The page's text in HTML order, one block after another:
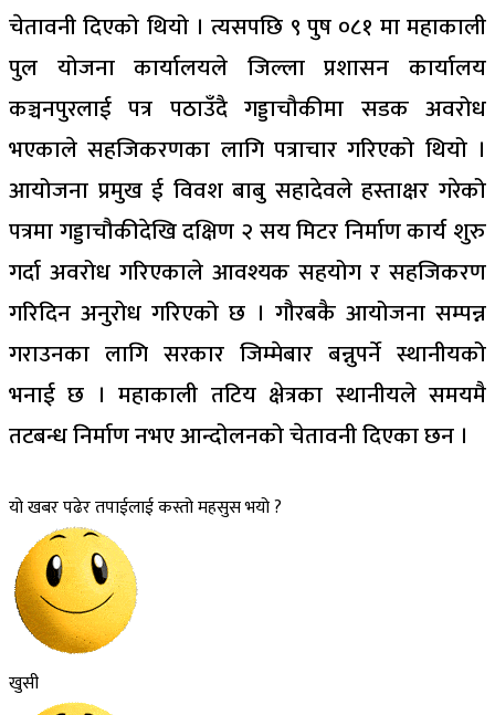
चेतावनी दिएको थियो । त्यसपछि ९ पुष ०८१ मा महाकाली
पुल योजना कार्यालयले जिल्ला प्रशासन कार्यालय
कञ्चनपुरलाई पत्र पठाउँदै गड्डाचौकीमा सडक अवरोध
भएकाले सहजिकरणका लागि पत्राचार गरिएको थियो ।
आयोजना प्रमुख ई विवश बाबु सहादेवले हस्ताक्षर गरेको
पत्रमा गड्डाचौकीदेखि दक्षिण २ सय मिटर निर्माण कार्य शुरु
गर्दा अवरोध गरिएकाले आवश्यक सहयोग र सहजिकरण
गरिदिन अनुरोध गरिएको छ । गौरबकै आयोजना सम्पन्न
गराउनका लागि सरकार जिम्मेबार बन्नुपर्ने स्थानीयको
भनाई छ । महाकाली तटिय क्षेत्रका स्थानीयले समयमै
तटबन्ध निर्माण नभए आन्दोलनको चेतावनी दिएका छन ।
यो खबर पढेर तपाईलाई कस्तो महसुस भयो ?
खुसी